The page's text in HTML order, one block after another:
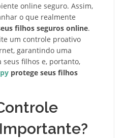
online seguro. Assim,
o que realmente
filhos seguros online.
um controle proativo
garantindo uma
seus filhos e, portanto,
protege seus filhos